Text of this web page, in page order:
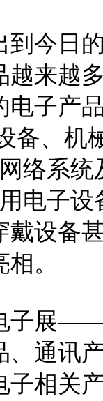
到今日
越来越
电子产
备、机
络系
电子
设备
。
子展
、通讯
子相关